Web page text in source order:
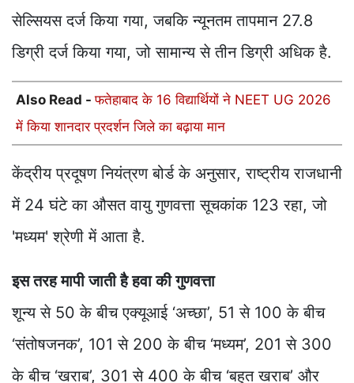
सेल्सियस दर्ज किया गया, जबकि न्यूनतम तापमान 27.8
डिग्री दर्ज किया गया, जो सामान्य से तीन डिग्री अधिक है.
Also Read -फतेहाबाद के 16 विद्यार्थियों ने NEET UG 2026
में किया शानदार प्रदर्शन जिले का बढ़ाया मान
केंद्रीय प्रदूषण नियंत्रण बोर्ड के अनुसार, राष्ट्रीय राजधानी
में 24 घंटे का औसत वायु गुणवत्ता सूचकांक 123 रहा, जो
'मध्यम' श्रेणी में आता है.
इस तरह मापी जाती है हवा की गुणवत्ता
शून्य से 50 के बीच एक्यूआई ‘अच्छा’, 51 से 100 के बीच
‘संतोषजनक’, 101 से 200 के बीच ‘मध्यम’, 201 से 300
के बीच ‘खराब’, 301 से 400 के बीच ‘बहुत खराब’ और